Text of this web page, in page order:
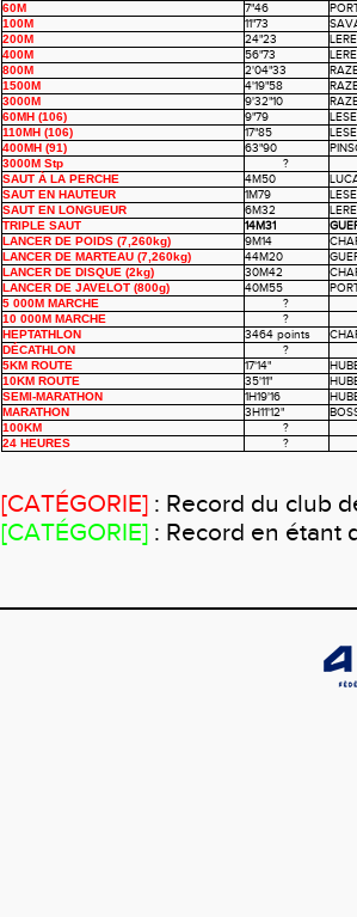
60M 7"46
100M 11"73
200M 24"23
400M 56"73
800M 2'04"33
1500M 4'19"58
3000M 9'32"10
60MH (106) 9"79
110MH (106) 17"85
400MH (91) 63"90
3000M Stp ?
SAUT À LA PERCHE 4M50
SAUT EN HAUTEUR 1M79
SAUT EN LONGUEUR 6M32
TRIPLE SAUT 14M31
LANCER DE POIDS (7,260kg) 9M14
LANCER DE MARTEAU (7,260kg) 44M20
LANCER DE DISQUE (2kg) 30M42
LANCER DE JAVELOT (800g) 40M55
5 000M MARCHE ?
10 000M MARCHE ?
HEPTATHLON 3464 points
DÉCATHLON ?
5KM ROUTE 17'14"
10KM ROUTE 35'11"
SEMI-MARATHON 1H19'16
MARATHON 3H11'12"
100KM ?
24 HEURES ?
[CATÉGORIE] : Record du club
[CATÉGORIE] : Record en étant